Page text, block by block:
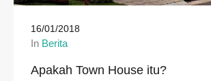
16/01/2018
In Berita
Apakah Town House itu?